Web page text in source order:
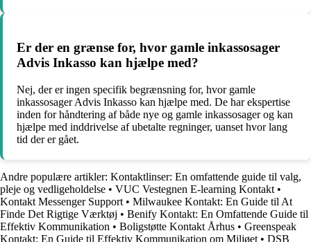
Er der en grænse for, hvor gamle inkassosager
Advis Inkasso kan hjælpe med?
Nej, der er ingen specifik begrænsning for, hvor gamle
inkassosager Advis Inkasso kan hjælpe med. De har ekspertise
inden for håndtering af både nye og gamle inkassosager og kan
hjælpe med inddrivelse af ubetalte regninger, uanset hvor lang
tid der er gået.
Andre populære artikler: Kontaktlinser: En omfattende guide til valg,
pleje og vedligeholdelse • VUC Vestegnen E-learning Kontakt •
Kontakt Messenger Support • Milwaukee Kontakt: En Guide til At
Finde Det Rigtige Værktøj • Benify Kontakt: En Omfattende Guide til
Effektiv Kommunikation • Boligstøtte Kontakt Århus • Greenspeak
Kontakt: En Guide til Effektiv Kommunikation om Miljøet • DSB